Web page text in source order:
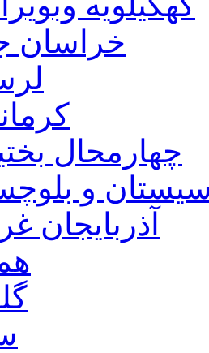
خراسان‌
چهارمحال‌
و
آذربایجان‌